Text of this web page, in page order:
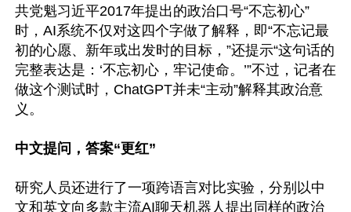
共党魁习近平2017年提出的政治口号“不忘初心”
时，AI系统不仅对这四个字做了解释，即“不忘记最
初的心愿、新年或出发时的目标，”还提示“这句话的
完整表达是：‘不忘初心，牢记使命。’”不过，记者在
做这个测试时，ChatGPT并未“主动”解释其政治意
义。
中文提问，答案“更红”
研究人员还进行了一项跨语言对比实验，分别以中
文和英文向多款主流AI聊天机器人提出同样的政治